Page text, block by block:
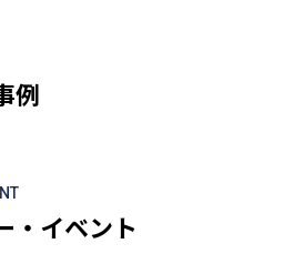
例
・イベント